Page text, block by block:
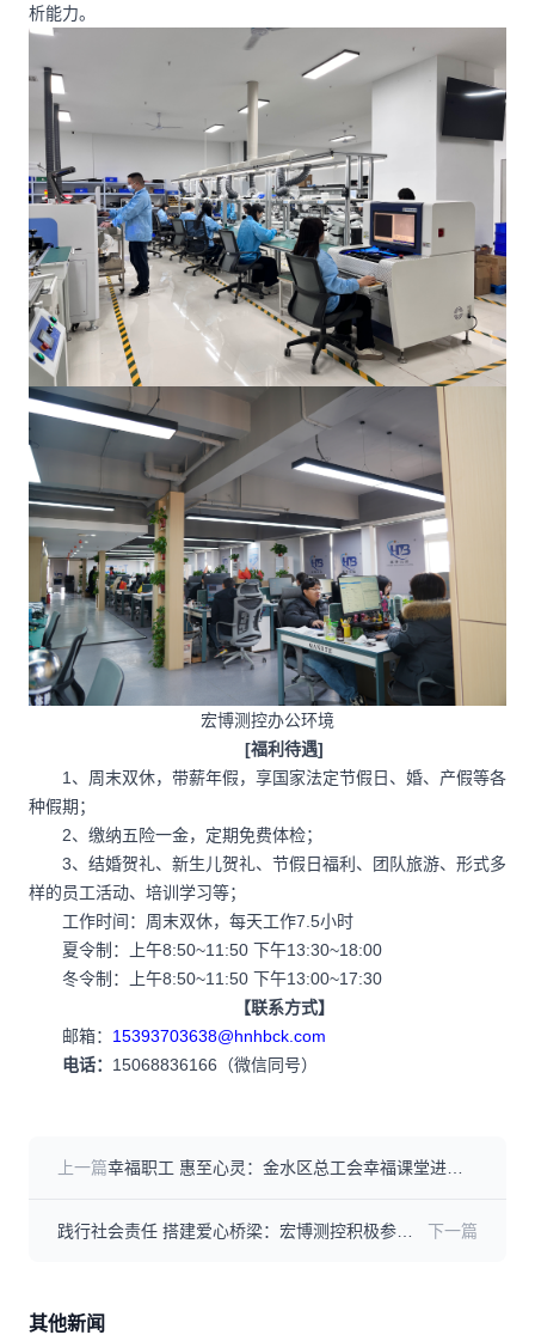
析能力。
宏博测控办公环境
[福利待遇]
1、周末双休，带薪年假，享国家法定节假日、婚、产假等各
种假期；
2、缴纳五险一金，定期免费体检；
3、结婚贺礼、新生儿贺礼、节假日福利、团队旅游、形式多
样的员工活动、培训学习等；
工作时间：周末双休，每天工作7.5小时
夏令制：上午8:50~11:50 下午13:30~18:00
冬令制：上午8:50~11:50 下午13:00~17:30
【联系方式】
邮箱： 15393703638@hnhbck.com
电话： 15068836166（微信同号）
上一篇幸福职工 惠至心灵：金水区总工会幸福课堂进基
践行社会责任 搭建爱心桥梁：宏博测控积极参与
下一篇
其他新闻